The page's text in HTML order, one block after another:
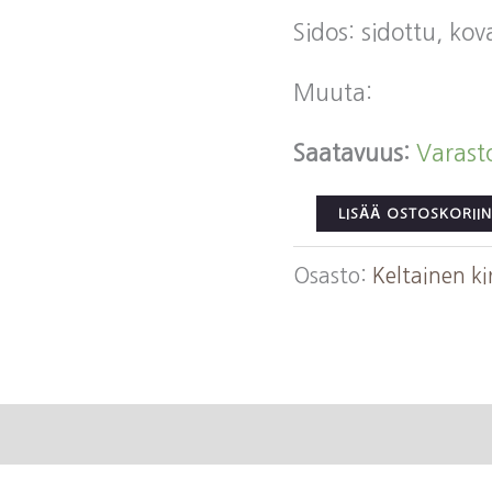
Sidos: sidottu,
Muuta:
Saatavuus:
Stancu,
Zaharia:
Costandina
määrä
LISÄÄ OSTOSKORIIN
Osasto: Keltainen